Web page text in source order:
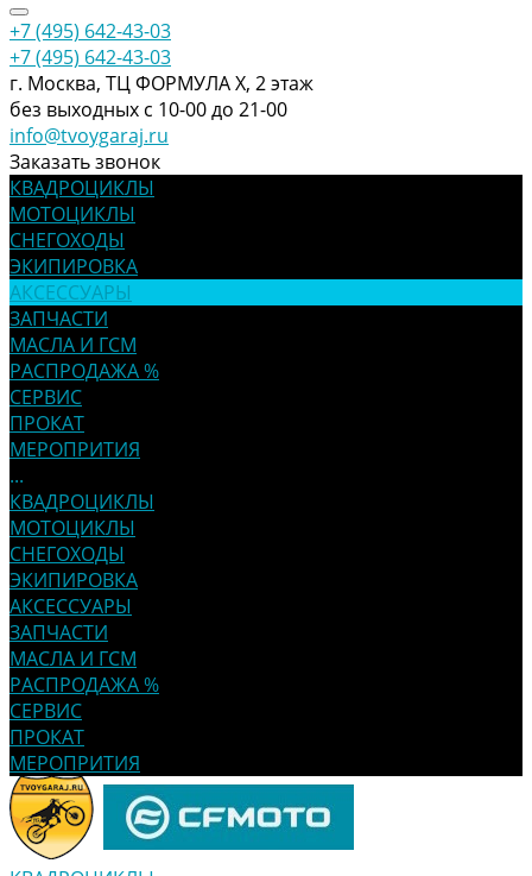
+7 (495) 642-43-03
+7 (495) 642-43-03
г. Москва, ТЦ ФОРМУЛА Х, 2 этаж
без выходных с 10-00 до 21-00
info@tvoygaraj.ru
Заказать звонок
КВАДРОЦИКЛЫ
МОТОЦИКЛЫ
СНЕГОХОДЫ
ЭКИПИРОВКА
АКСЕССУАРЫ
ЗАПЧАСТИ
МАСЛА И ГСМ
РАСПРОДАЖА %
СЕРВИС
ПРОКАТ
МЕРОПРИТИЯ
...
КВАДРОЦИКЛЫ
МОТОЦИКЛЫ
СНЕГОХОДЫ
ЭКИПИРОВКА
АКСЕССУАРЫ
ЗАПЧАСТИ
МАСЛА И ГСМ
РАСПРОДАЖА %
СЕРВИС
ПРОКАТ
МЕРОПРИТИЯ